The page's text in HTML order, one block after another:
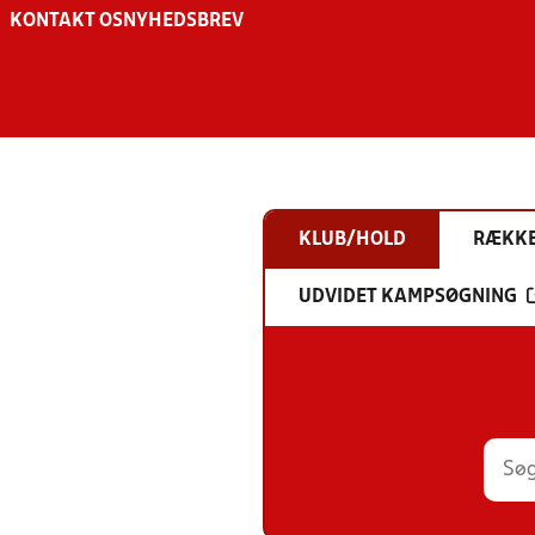
KONTAKT OS NYHEDSBREV
KLUB/HOLD
UDVIDET KAMPSØGNING